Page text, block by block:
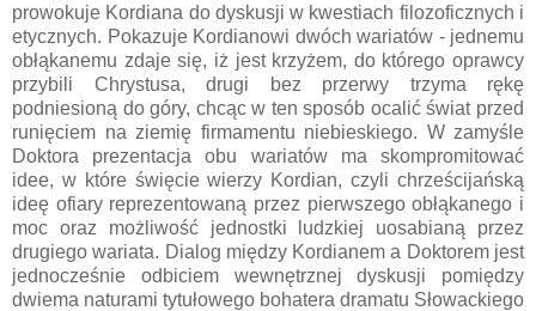
prowokuje Kordiana do dyskusji w kwestiach filozoficznych i
etycznych. Pokazuje Kordianowi dwóch wariatów - jednemu
obłąkanemu zdaje się, iż jest krzyżem, do którego oprawcy
przybili Chrystusa, drugi bez przerwy trzyma rękę
podniesioną do góry, chcąc w ten sposób ocalić świat przed
runięciem na ziemię firmamentu niebieskiego. W zamyśle
Doktora prezentacja obu wariatów ma skompromitować
idee, w które święcie wierzy Kordian, czyli chrześcijańską
ideę ofiary reprezentowaną przez pierwszego obłąkanego i
moc oraz możliwość jednostki ludzkiej uosabianą przez
drugiego wariata. Dialog między Kordianem a Doktorem jest
jednocześnie odbiciem wewnętrznej dyskusji pomiędzy
dwiema naturami tytułowego bohatera dramatu Słowackiego